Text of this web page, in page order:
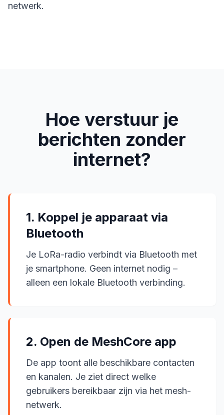
netwerk.
Hoe verstuur je
berichten zonder
internet?
1. Koppel je apparaat via
Bluetooth
Je LoRa-radio verbindt via Bluetooth met
je smartphone. Geen internet nodig –
alleen een lokale Bluetooth verbinding.
2. Open de MeshCore app
De app toont alle beschikbare contacten
en kanalen. Je ziet direct welke
gebruikers bereikbaar zijn via het mesh-
netwerk.